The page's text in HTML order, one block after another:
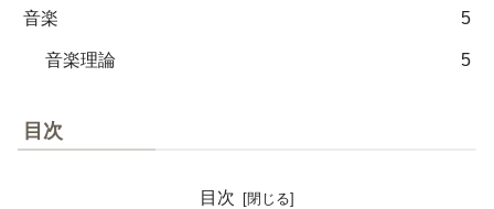
音楽 5
音楽理論 5
目次
目次